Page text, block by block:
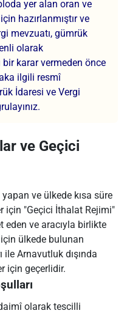
yer alan oran ve
hazırlanmıştır ve
mevzuatı, gümrük
olarak
bir karar vermeden önce
ilgili resmî
İdaresi ve Vergi
ve Geçici
ve ülkede kısa süre
için "Geçici İthalat Rejimi"
eden ve aracıyla birlikte
ülkede bulunan
Arnavutluk dışında
için geçerlidir.
olarak tescilli